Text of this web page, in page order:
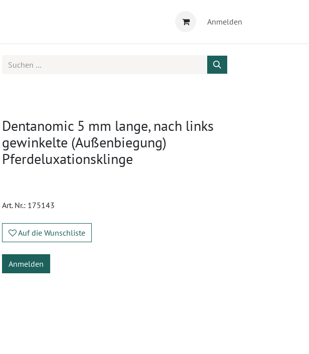
Anmelden
Dentanomic 5 mm lange, nach links
gewinkelte (Außenbiegung)
Pferdeluxationsklinge
Art. Nr.: 175143
Auf die Wunschliste
Anmelden